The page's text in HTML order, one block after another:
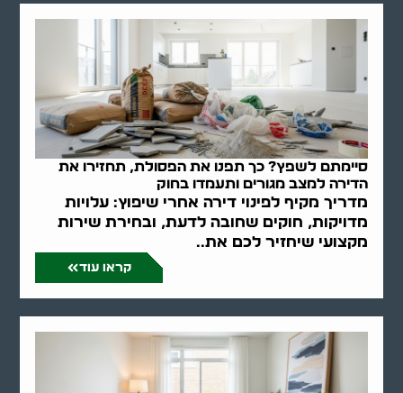
סיימתם לשפץ? כך תפנו את הפסולת, תחזירו את
הדירה למצב מגורים ותעמדו בחוק
מדריך מקיף לפינוי דירה אחרי שיפוץ: עלויות
מדויקות, חוקים שחובה לדעת, ובחירת שירות
מקצועי שיחזיר לכם את..
קראו עוד